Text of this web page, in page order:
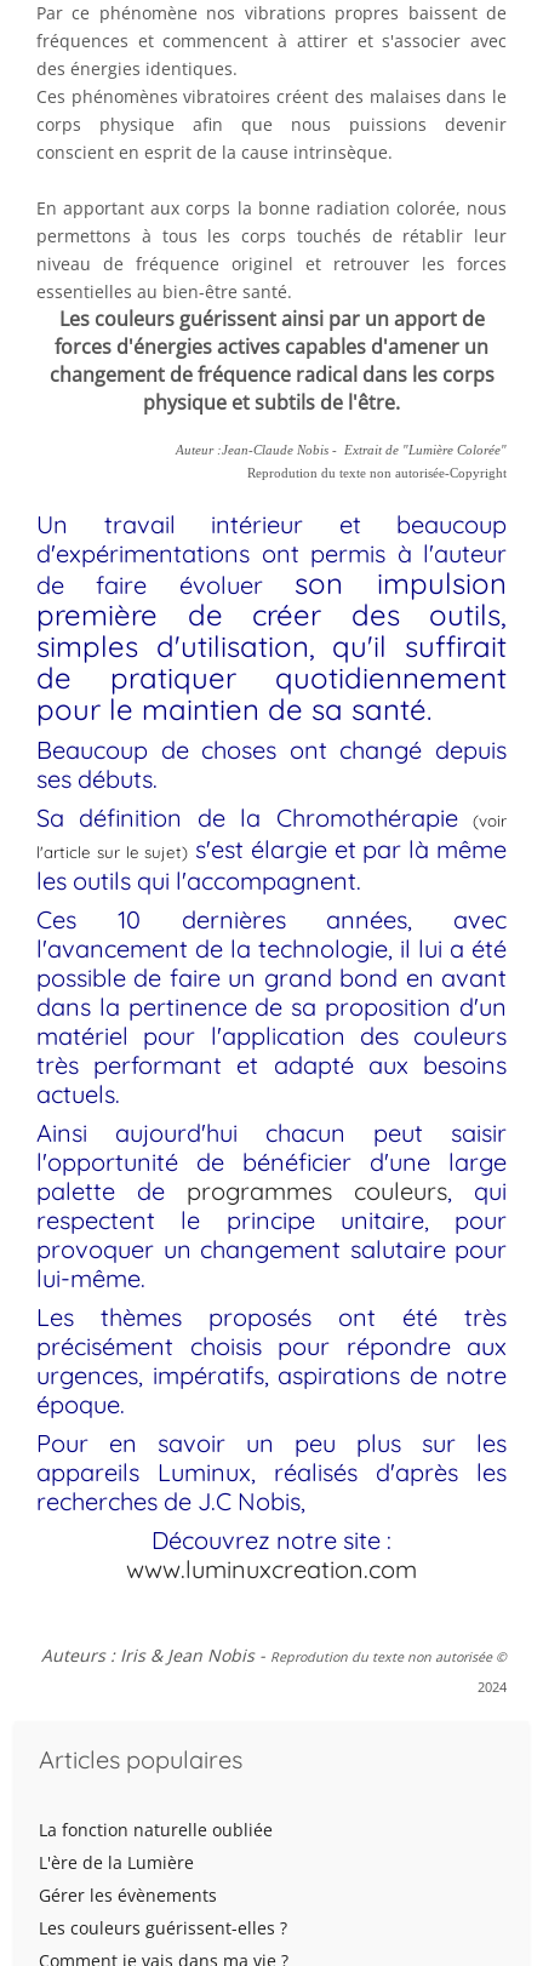
Par ce phénomène nos vibrations propres baissent de
fréquences et commencent à attirer et s'associer avec
des énergies identiques.
Ces phénomènes vibratoires créent des malaises dans le
corps physique afin que nous puissions devenir
conscient en esprit de la cause intrinsèque.
En apportant aux corps la bonne radiation colorée, nous
permettons à tous les corps touchés de rétablir leur
niveau de fréquence originel et retrouver les forces
essentielles au bien-être santé.
Les couleurs guérissent ainsi par un apport de
forces d'énergies actives capables d'amener un
changement de fréquence radical dans les corps
physique et subtils de l'être.
Auteur :Jean-Claude Nobis - Extrait de "Lumière Colorée"
Reprodution du texte non autorisée-Copyright
Un travail intérieur et beaucoup
d'expérimentations ont permis à l'auteur
de faire évoluer son impulsion
première de créer des outils,
simples d'utilisation, qu'il suffirait
de pratiquer quotidiennement
pour le maintien de sa santé.
Beaucoup de choses ont changé depuis
ses débuts.
Sa définition de la Chromothérapie
(voir
l'article sur le sujet) s'est élargie et par là même
les outils qui l'accompagnent.
Ces 10 dernières années, avec
l'avancement de la technologie, il lui a été
possible de faire un grand bond en avant
dans la pertinence de sa proposition d'un
matériel pour l'application des couleurs
très performant et adapté aux besoins
actuels.
Ainsi aujourd'hui chacun peut saisir
l'opportunité de bénéficier d'une large
palette de programmes couleurs, qui
respectent le principe unitaire, pour
provoquer un changement salutaire pour
lui-même.
Les thèmes proposés ont été très
précisément choisis pour répondre aux
urgences, impératifs, aspirations de notre
époque.
Pour en savoir un peu plus sur les
appareils Luminux, réalisés d'après les
recherches de J.C Nobis,
Découvrez notre site :
www.luminuxcreation.com
Auteurs : Iris & Jean Nobis - Reprodution du texte non autorisée ©
2024
Articles populaires
La fonction naturelle oubliée
L'ère de la Lumière
Gérer les évènements
Les couleurs guérissent-elles ?
Comment je vais dans ma vie ?